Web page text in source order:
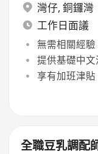
灣仔, 銅鑼灣
工作日面議
無需相關經
提供基礎中
享有加班津貼
全職豆乳調配